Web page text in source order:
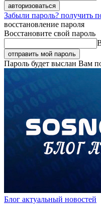
Забыли пароль? получить
восстановление пароля
Восстановите свой пароль
Пароль будет выслан Вам
Блог актуальный новостей